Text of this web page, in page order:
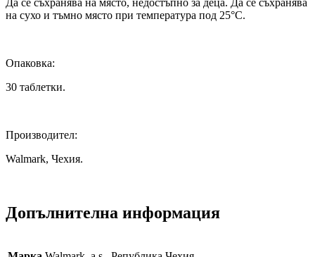
Да се съхранява на място, недостъпно за деца. Да се съхранява
на сухо и тъмно място при температура под 25°C.
Опаковка:
30 таблетки.
Производител:
Walmark, Чехия.
Допълнителна информация